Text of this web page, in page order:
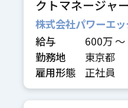
クトマネージャー
株式会社パワーエ
給与
600万
勤務地
東京都
雇用形態
正社員